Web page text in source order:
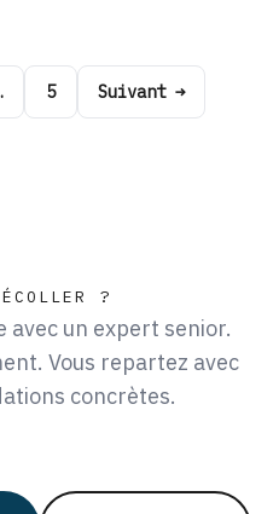
5 Suivant →
?
un expert senior.
Vous repartez avec
concrètes.